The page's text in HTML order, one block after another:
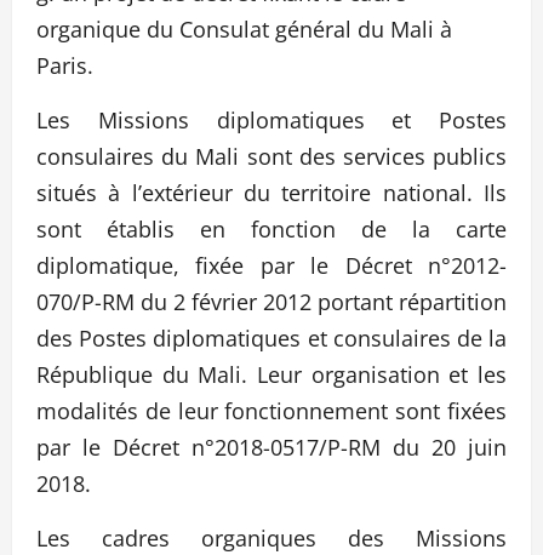
organique du Consulat général du Mali à
Paris.
Les Missions diplomatiques et Postes
consulaires du Mali sont des services publics
situés à l’extérieur du territoire national. Ils
sont établis en fonction de la carte
diplomatique, fixée par le Décret n°2012-
070/P-RM du 2 février 2012 portant répartition
des Postes diplomatiques et consulaires de la
République du Mali. Leur organisation et les
modalités de leur fonctionnement sont fixées
par le Décret n°2018-0517/P-RM du 20 juin
2018.
Les cadres organiques des Missions